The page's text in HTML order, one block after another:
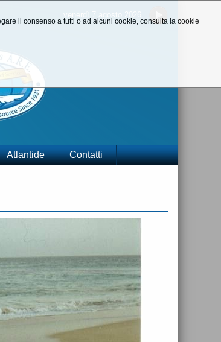
venerdì 7 agosto 2026
Atlantide Contatti
il consenso a tutti o ad alcuni cookie, consulta la cookie